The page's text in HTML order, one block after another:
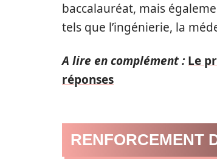
baccalauréat, mais
tels que l’ingénierie, la
A lire en complément : Le
réponses
RENFORCEMENT